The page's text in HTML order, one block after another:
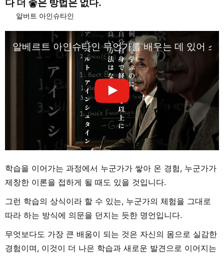
알버트 아인슈타인
알베르트 아인슈타인 무언가를 배우는 데 있어 스
학습을 이어가는 과정에서 누군가가 쌓아 온 경험, 누군가가
제창한 이론을 접하게 될 때도 있을 것입니다.
그런 학습의 상식이라 할 수 있는, 누군가의 체험을 그대로
따라 하는 방식에 의문을 던지는 듯한 명언입니다.
무엇보다도 가장 큰 배움이 되는 것은 자신의 몸으로 실감한
경험이며, 이것이 더 나은 학습과 새로운 발견으로 이어지는